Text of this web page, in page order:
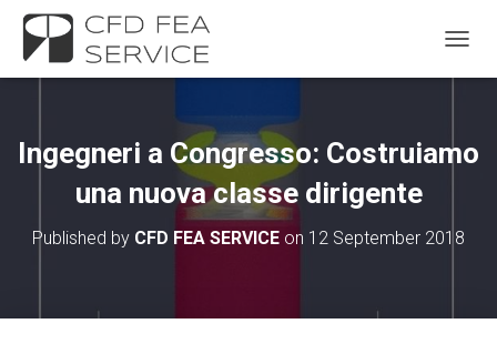
Ingegneri a Congresso: Costruiamo
una nuova classe dirigente
Published by CFD FEA SERVICE on 12 September 2018